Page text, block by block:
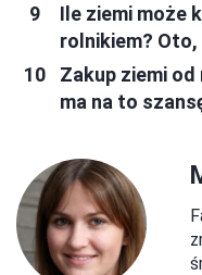
Ile ziemi może
rolnikiem?
Zakup ziemi
ma na to